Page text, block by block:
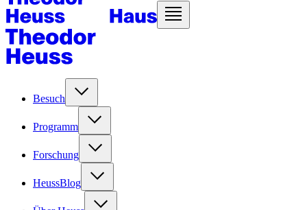
Besuch
Programm
Forschung
HeussBlog